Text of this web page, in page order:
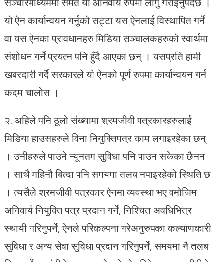
यो ऐन कार्यान्वयन गर्नुको सट्टा यस ऐनलाई विस्थापित गर्ने
वा यस ऐनका प्रावधानहरु मिडिया सञ्चालकहरुको स्वार्थमा
संशोधन गर्ने प्रयत्न पनि हुँदै आएका छन् । यसप्रति हामी
खबरदारी गर्दै सरकारले यो ऐनको पूर्ण रुपमा कार्यान्वयन गर्न
कदम चालोस ।
२. अहिले पनि ठूलो संख्यामा श्रमजीवी पत्रकारहरुलाई
मिडिया हाउसहरुले विना नियुक्तिपत्र काम लगाइरहेका छन्
। उनीहरुले पाउने न्यूनतम सुविधा पनि पाउन सकेका छैनन
। साथै महिनौ बित्दा पनि समयमा तलब नपाइरहेको स्थिति छ
। त्यसैले श्रमजीवी पत्रकार ऐनमा व्यवस्था भए वमोजिम
अनिवार्य नियुक्ति पत्र प्रदान गर्ने, निश्चित अवधिभित्र
स्थायी गरिनुपर्ने, ऐनले परिकल्पना गरेअनुरुपका कल्याणकारी
सुविधा र अन्य सेवा सुविधा प्रदान गरिनुपर्ने, समयमा नै तलब